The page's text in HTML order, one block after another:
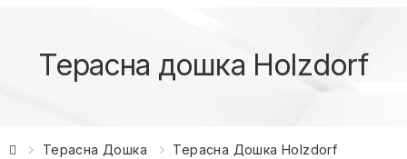
Терасна дошка Holzdorf
Терасна Дошка Терасна Дошка Holzdorf